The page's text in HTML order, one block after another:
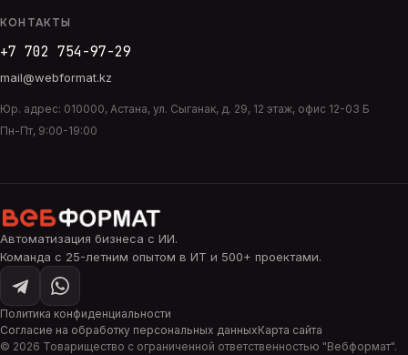
КОНТАКТЫ
+7 702 754-97-29
mail@webformat.kz
Юр. адрес: 010000, Астана, ул. Сыганак, д. 29, 12 этаж, офис 12-03 Б
Пн-Пт, 9:00-19:00
Политика конфиденциальности
Согласие на обработку персональных данныхКарта сайта
© 2026 Товарищество с ограниченной ответственностью "Вебформат".
Автоматизация бизнеса с ИИ.
Команда с 25-летним опытом в ИТ и 500+ проектами.